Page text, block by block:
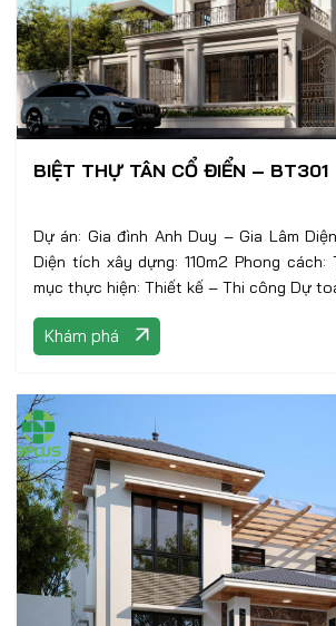
BIỆT THỰ TÂN CỔ ĐIỂN – BT301
Dự án: Gia đình Anh Duy – Gia Lâm Diện tích đất: 250m2
Diện tích xây dựng: 110m2 Phong cách: Tân cổ điển Hạng
mục thực hiện: Thiết
Khám phá